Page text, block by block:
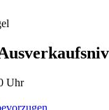
Uhr